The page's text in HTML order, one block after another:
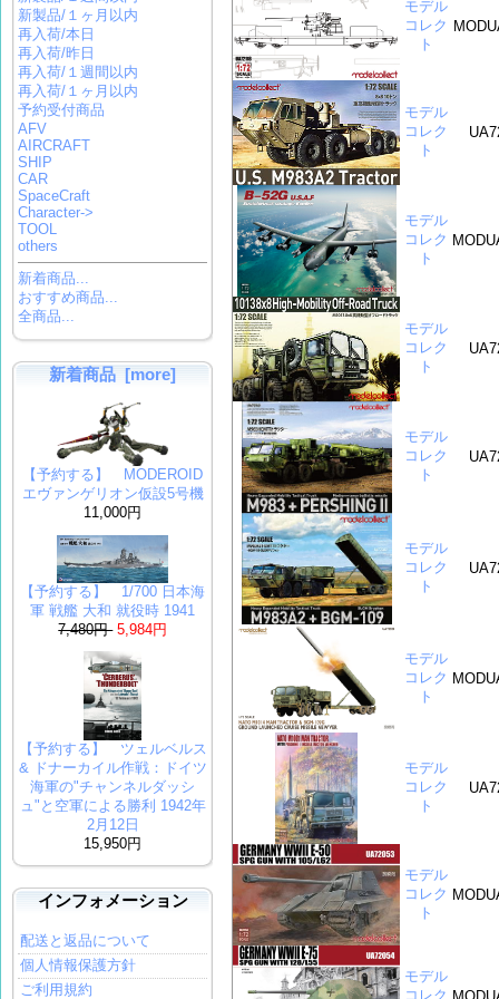
新製品/１ヶ月以内
再入荷/本日
再入荷/昨日
再入荷/１週間以内
再入荷/１ヶ月以内
予約受付商品
AFV
AIRCRAFT
SHIP
CAR
SpaceCraft
Character->
TOOL
others
新着商品...
おすすめ商品...
全商品...
新着商品 [more]
【予約する】 MODEROID
エヴァンゲリオン仮設5号機
11,000円
【予約する】 1/700 日本海
軍 戦艦 大和 就役時 1941
7,480円 5,984円
【予約する】 ツェルベルス
& ドナーカ​​イル作戦：ドイツ
海軍の"チャンネルダッシ
ュ"と空軍による勝利 1942年
2月12日
15,950円
インフォメーション
配送と返品について
個人情報保護方針
ご利用規約
モデル
コレク
ト
モデル
コレク
ト
モデル
コレク
ト
モデル
コレク
ト
モデル
コレク
ト
モデル
コレク
ト
モデル
コレク
ト
モデル
コレク
ト
モデル
コレク
ト
モデル
コレク